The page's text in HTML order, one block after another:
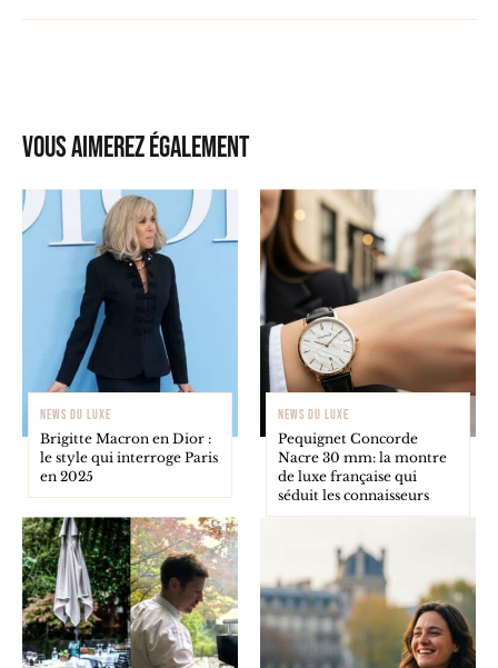
Vous aimerez également
NEWS DU LUXE
Brigitte Macron en Dior :
le style qui interroge Paris
en 2025
NEWS DU LUXE
Pequignet Concorde
Nacre 30 mm: la montre
de luxe française qui
séduit les connaisseurs